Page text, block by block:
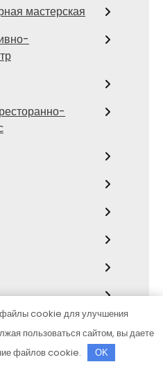
мастерская
файлы cookie для улучшения
пользоваться сайтом, вы даете
файлов cookie.
OK